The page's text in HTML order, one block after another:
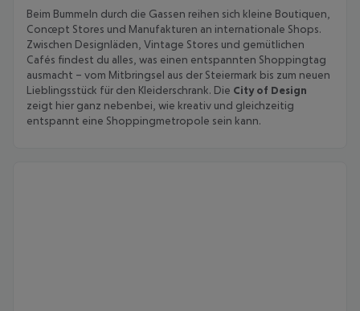
Beim Bummeln durch die Gassen reihen sich kleine Boutiquen,
Concept Stores und Manufakturen an internationale Shops.
Zwischen Designläden, Vintage Stores und gemütlichen
Cafés findest du alles, was einen entspannten Shoppingtag
ausmacht – vom Mitbringsel aus der Steiermark bis zum neuen
Lieblingsstück für den Kleiderschrank. Die City of Design
zeigt hier ganz nebenbei, wie kreativ und gleichzeitig
entspannt eine Shoppingmetropole sein kann.